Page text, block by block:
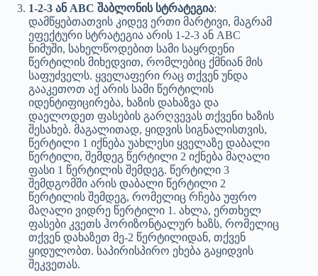
1-2-3 ან ABC შაბლონის სტრატეგია:
დამწყებთათვის კიდევ ერთი მარტივი, მაგრამ
ეფექტური სტრატეგია არის 1-2-3 ან ABC
ნიმუში, სახელწოდებით სამი საყრდენი
წერტილის მიხედვით, რომლებიც ქმნიან მის
საფუძველს. ყველაფერი რაც თქვენ უნდა
გააკეთოთ აქ არის სამი წერტილის
იდენტიფიცირება, ხაზის დახაზვა და
დაელოდეთ ფასების გარღვევას თქვენი ხაზის
შესახებ. მაგალითად, ყიდვის სიგნალისთვის,
წერტილი 1 იქნება უახლესი ყველაზე დაბალი
წერტილი, შემდეგ წერტილი 2 იქნება მაღალი
ფასი 1 წერტილის შემდეგ. წერტილი 3
შემდგომში არის დაბალი წერტილი 2
წერტილის შემდეგ, რომელიც რჩება უფრო
მაღალი ვიდრე წერტილი 1. ახლა, ერთხელ
ფასები კვეთს ჰორიზონტალურ ხაზს, რომელიც
თქვენ დახაზეთ მე-2 წერტილიდან, თქვენ
ყიდულობთ. საპირისპირო ეხება გაყიდვის
შეკვეთას.